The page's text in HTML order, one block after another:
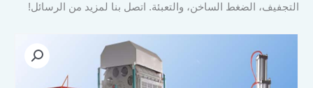
التجفيف، الضغط الساخن، والتعبئة. اتصل بنا لمزيد من الرسائل!